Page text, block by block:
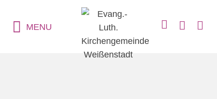
MENU